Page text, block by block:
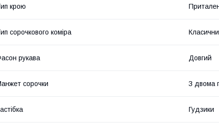
крою
сорочкового коміра
рукава Довгий
сорочки З двома
Гудзики